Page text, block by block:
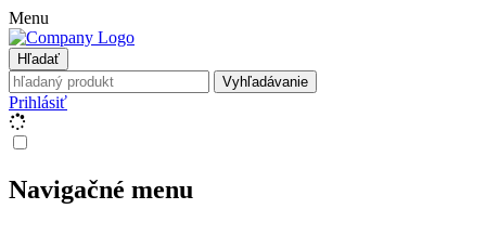
Menu
Hľadať
Vyhľadávanie
Prihlásiť
Navigačné menu